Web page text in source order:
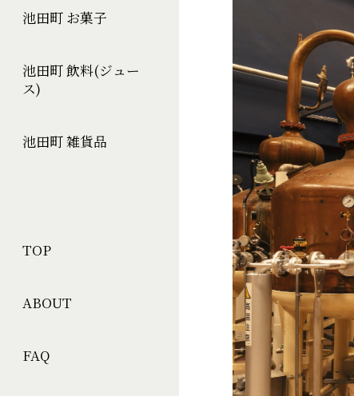
TOP
ABOUT
FAQ
池田町 お菓子
池田町 飲料(ジュー
ス)
池田町 雑貨品